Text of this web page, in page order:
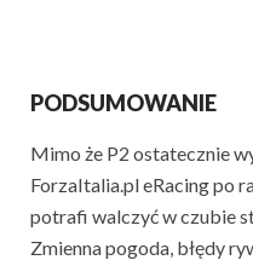
PODSUMOWANIE
Mimo że P2 ostatecznie
ForzaItalia.pl eRacing po
potrafi walczyć w czubie
Zmienna pogoda, błędy